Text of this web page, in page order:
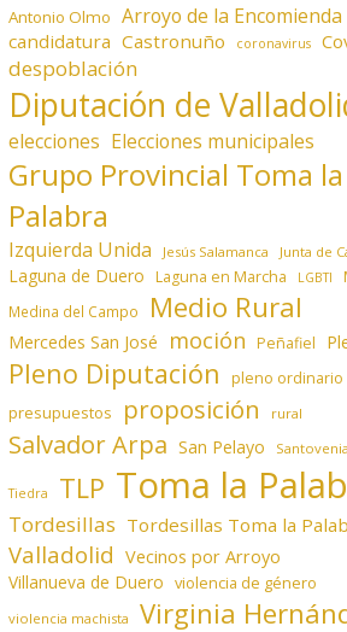
Antonio Olmo Arroyo de la Encomienda
candidatura Castronuño coronavirus
despoblación
Diputación de
elecciones Elecciones municipales
Grupo Provincial Toma la
Palabra
Izquierda Unida Jesús Salamanca Junta de
Laguna de Duero Laguna en Marcha LGBTI
Medina del Campo Medio Rural
Mercedes San José moción Peñafiel
Pleno Diputación pleno ordinario
presupuestos proposición rural
Salvador Arpa San Pelayo
Tiedra TLP Toma la
Tordesillas Tordesillas Toma la
Valladolid Vecinos por Arroyo
Villanueva de Duero violencia de género
violencia machista Virginia